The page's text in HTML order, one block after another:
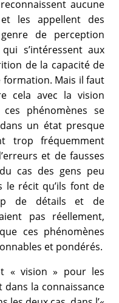
aucune
les appellent des
de perception
s’intéressent aux
de la capacité de
Mais il faut
cela avec la vision
phénomènes se
un état presque
trop fréquemment
et de fausses
cas des gens peu
le récit qu’ils font de
de détails et de
pas réellement,
ces phénomènes
et pondérés.
« vision » pour les
la connaissance